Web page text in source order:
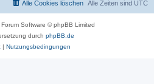
Alle Zeiten sind UTC
Alle Cookies löschen
Software © phpBB Limited
durch phpBB.de
| Nutzungsbedingungen